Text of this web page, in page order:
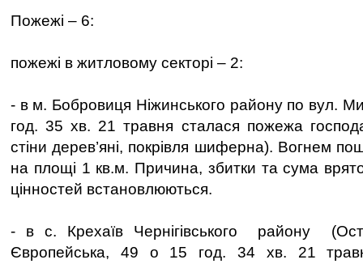
Пожежі – 6:
пожежі в житловому секторі – 2:
- в м. Бобровиця Ніжинського району по вул.
год. 35 хв. 21 травня сталася пожежа
стіни дерев’яні, покрівля шиферна). Вогнем
на площі 1 кв.м. Причина, збитки та сума
цінностей встановлюються.
- в с. Крехаїв Чернігівського району
Європейська, 49 о 15 год. 34 хв. 21